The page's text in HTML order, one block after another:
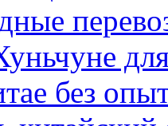
без